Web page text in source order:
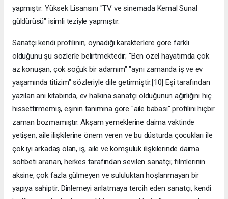
yapmıştır. Yüksek Lisansını "TV ve sinemada Kemal Sunal
güldürüsü" isimli teziyle yapmıştır.
Sanatçı kendi profilinin, oynadığı karakterlere göre farklı
olduğunu şu sözlerle belirtmektedir; "Ben özel hayatımda çok
az konuşan, çok soğuk bir adamım" "aynı zamanda iş ve ev
yaşamında titizim" sözleriyle dile getirmiştir.[10] Eşi tarafından
yazılan anı kitabında, ev halkına sanatçı olduğunun ağırlığını hiç
hissettirmemiş, eşinin tanımına göre "aile babası" profilini hiçbir
zaman bozmamıştır. Akşam yemeklerine daima vaktinde
yetişen, aile ilişkilerine önem veren ve bu düsturda çocukları ile
çok iyi arkadaş olan, iş, aile ve komşuluk ilişkilerinde daima
sohbeti aranan, herkes tarafından sevilen sanatçı; filmlerinin
aksine, çok fazla gülmeyen ve sululuktan hoşlanmayan bir
yapıya sahiptir. Dinlemeyi anlatmaya tercih eden sanatçı, kendi